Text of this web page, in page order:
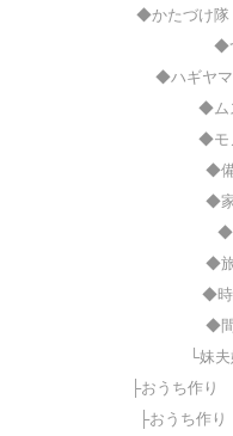
◆かたづけ隊
◆
◆ハギヤマ
◆ム
◆モ
◆
◆
◆
◆
◆時
◆
└妹
├おうち作り
├おうち作